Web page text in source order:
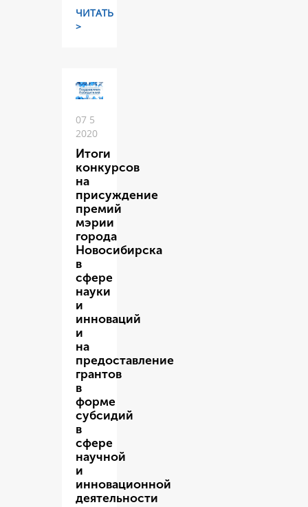
ЧИТАТЬ
>
07 5
2020
Итоги
конкурсов
на
присуждение
премий
мэрии
города
Новосибирска
в
сфере
науки
и
инноваций
и
на
предоставление
грантов
в
форме
субсидий
в
сфере
научной
и
инновационной
деятельности